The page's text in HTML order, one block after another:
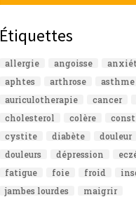
Étiquettes
allergie angoisse
aphtes
arthrose
asthme
auriculotherapie
cancer
cholesterol
colère
cystite
diabète
douleur
douleurs
dépression
fatigue
foie froid
jambes lourdes
maigrir